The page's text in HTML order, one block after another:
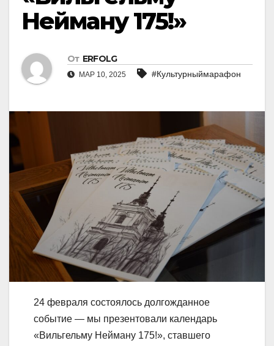
Нейману 175!»
От ERFOLG
МАР 10, 2025 #Культурныймарафон
24 февраля состоялось долгожданное
событие — мы презентовали календарь
«Вильгельму Нейману 175!», ставшего